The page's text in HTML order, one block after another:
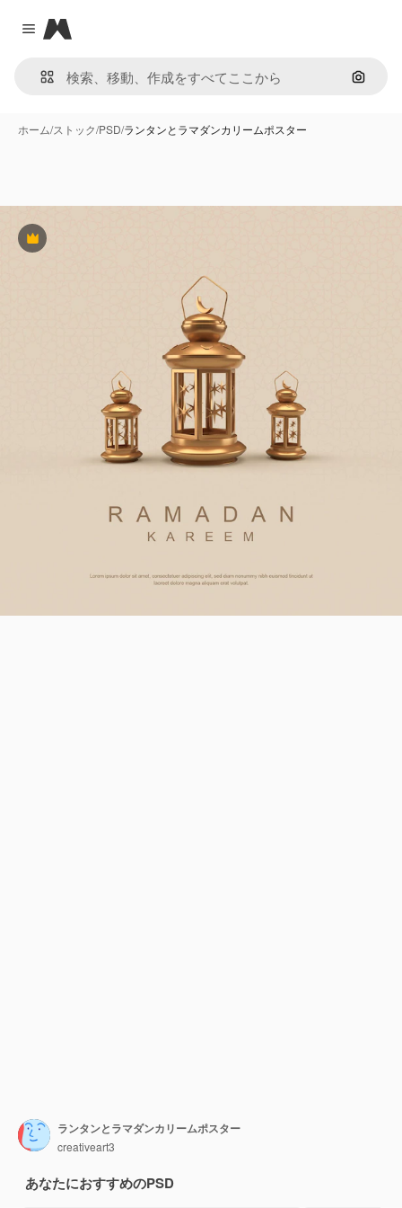
Close menu
Magnific
画像で
ホーム/ストック/PSD/ランタンとラマダンカリームポスター
Premium
ランタンとラマダンカリームポスター
creativeart3
あなたにおすすめのPSD